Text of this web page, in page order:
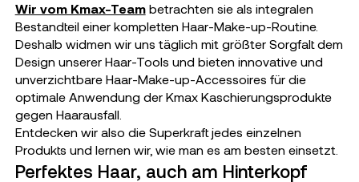
Wir vom Kmax-Teambetrachten sie als integralen
Bestandteil einer kompletten Haar-Make-up-Routine.
Deshalb widmen wir uns täglich mit größter Sorgfalt dem
Design unserer Haar-Tools und bieten innovative und
unverzichtbare Haar-Make-up-Accessoires für die
optimale Anwendung der Kmax Kaschierungsprodukte
gegen Haarausfall.
Entdecken wir also die Superkraft jedes einzelnen
Produkts und lernen wir, wie man es am besten einsetzt.
Perfektes Haar, auch am Hinterkopf